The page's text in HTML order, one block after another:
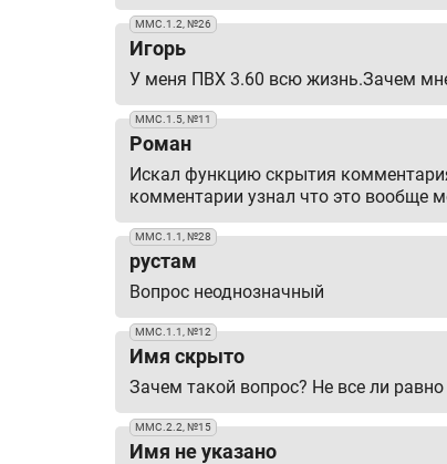
ММС.1.2, №26
Игорь
У меня ПВХ 3.60 всю жизнь.Зачем
ММС.1.5, №11
Роман
Искал функцию скрытия
комментарии узнал что это вообще
ММС.1.1, №28
рустам
Вопрос неоднозначный
ММС.1.1, №12
Имя скрыто
Зачем такой вопрос? Не все ли
ММС.2.2, №15
Имя не указано